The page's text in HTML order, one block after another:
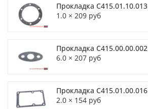
Прокладка С415.01.10.013
1.0 × 209 руб
Прокладка С415.00.00.002
6.0 × 207 руб
Прокладка С415.01.00.016
2.0 × 154 руб